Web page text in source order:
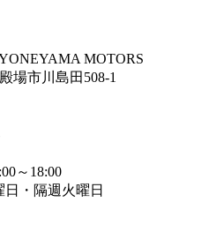
MOTORS
場市川島田508-1
～18:00
日・隔週火曜日